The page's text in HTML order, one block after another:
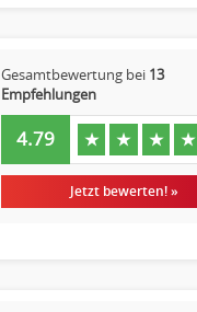
Gesamtbewertung bei 13
Empfehlungen
4.79 ★ ★ ★ ★
Jetzt bewerten! »